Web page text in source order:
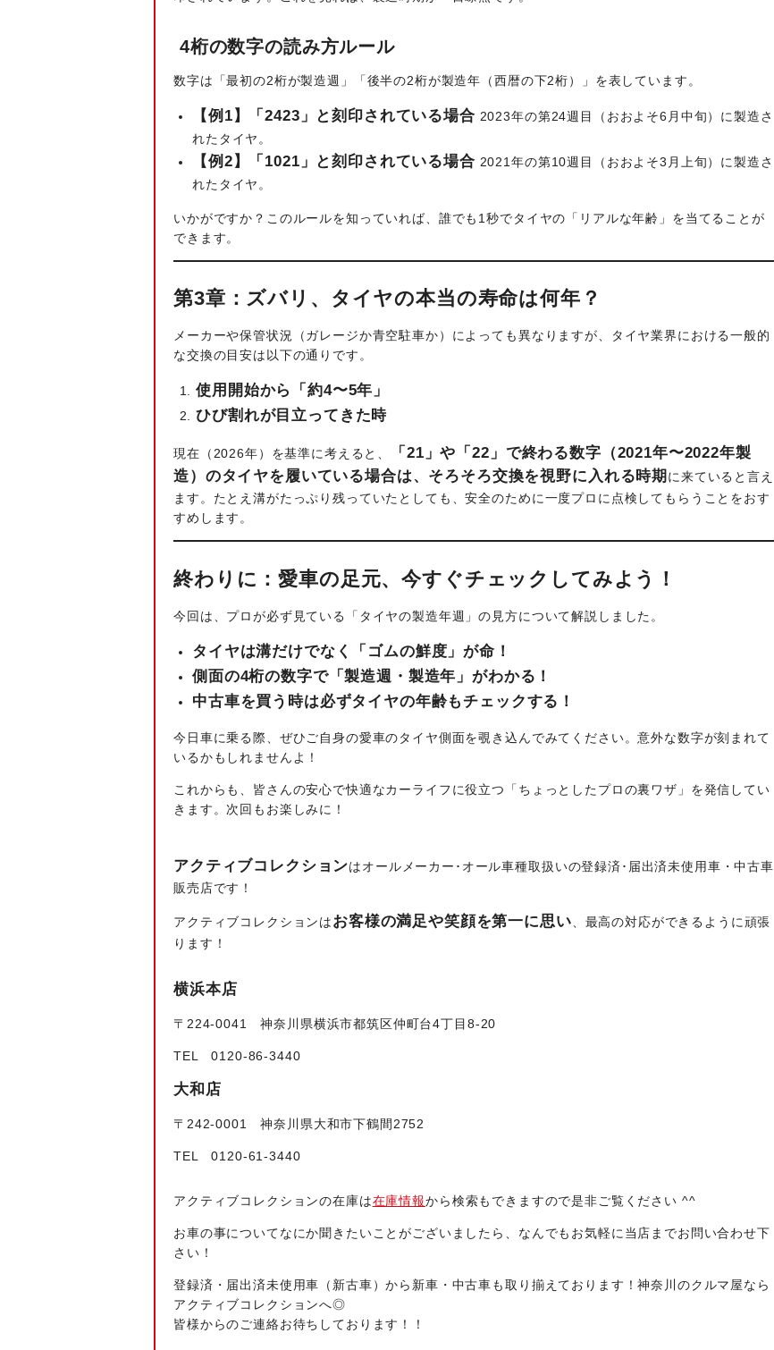
4桁の数字の読み方ルール
数字は「最初の2桁が製造週」「後半の2桁が製造年（西暦の下2桁）」を表しています。
【例1】「2423」と刻印されている場合 2023年の第24週目（おおよそ6月中旬）に製造さ
れたタイヤ。
【例2】「1021」と刻印されている場合 2021年の第10週目（おおよそ3月上旬）に製造さ
れたタイヤ。
いかがですか？このルールを知っていれば、誰でも1秒でタイヤの「リアルな年齢」を当てることが
できます。
第3章：ズバリ、タイヤの本当の寿命は何年？
メーカーや保管状況（ガレージか青空駐車か）によっても異なりますが、タイヤ業界における一般的
な交換の目安は以下の通りです。
使用開始から「約4〜5年」
ひび割れが目立ってきた時
現在（2026年）を基準に考えると、
「21」や「22」で終わる数字（2021年〜2022年製
造）のタイヤを履いている場合は、そろそろ交換を視野に入れる時期 に来ていると言え
ます。たとえ溝がたっぷり残っていたとしても、安全のために一度プロに点検してもらうことをおす
すめします。
終わりに：愛車の足元、今すぐチェックしてみよう！
今回は、プロが必ず見ている「タイヤの製造年週」の見方について解説しました。
タイヤは溝だけでなく「ゴムの鮮度」が命！
側面の4桁の数字で「製造週・製造年」がわかる！
中古車を買う時は必ずタイヤの年齢もチェックする！
今日車に乗る際、ぜひご自身の愛車のタイヤ側面を覗き込んでみてください。意外な数字が刻まれて
いるかもしれませんよ！
これからも、皆さんの安心で快適なカーライフに役立つ「ちょっとしたプロの裏ワザ」を発信してい
きます。次回もお楽しみに！
アクティブコレクションはオールメーカー･オール車種取扱いの登録済･届出済未使用車・中古車
販売店です！
アクティブコレクションはお客様の満足や笑顔を第一に思い 、最高の対応ができるように頑張
ります！
横浜本店
〒224‐0041 神奈川県横浜市都筑区仲町台4丁目8-20
TEL 0120-86-3440
大和店
〒242-0001 神奈川県大和市下鶴間2752
TEL 0120-61-3440
アクティブコレクションの在庫は在庫情報から検索もできますので是非ご覧ください ^^
お車の事についてなにか聞きたいことがございましたら、なんでもお気軽に当店までお問い合わせ下
さい！
登録済・届出済未使用車（新古車）から新車・中古車も取り揃えております！神奈川のクルマ屋なら
アクティブコレクションへ◎
皆様からのご連絡お待ちしております！！